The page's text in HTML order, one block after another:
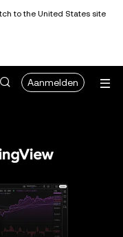
to the United States site
Aanmelden